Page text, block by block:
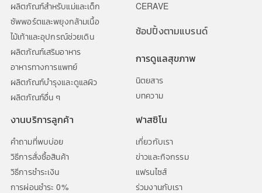
ผลิตภัณฑ์สำหรับแม่และเด็ก
ซัพพอร์ตและพยุงกล้ามเนื้อ
ไม้เท้าและอุปกรณ์ช่วยเดิน
ผลิตภัณฑ์เสริมอาหาร
อาหารทางการแพทย์
ผลิตภัณฑ์บำรุงและดูแลผิว
ผลิตภัณฑ์อื่น ๆ
CERAVE
ช้อปปิ้งตามแบรนด์
การดูแลสุขภาพ
นิตยสาร
บทความ
งานบริการลูกค้า
คำถามที่พบบ่อย
วิธีการสั่งซื้อสินค้า
วิธีการชำระเงิน
การผ่อนชำระ 0%
ฟาสซิโน
เกี่ยวกับเรา
ข่าวและกิจกรรม
แฟรนไซส์
ร่วมงานกับเรา